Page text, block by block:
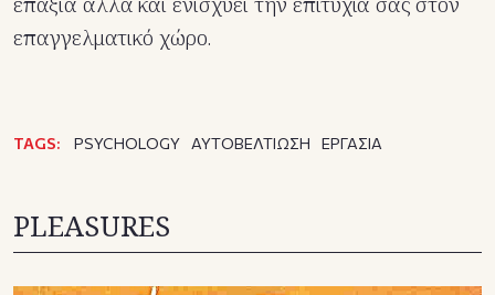
επαγγελματικό χώρο.
TAGS: PSYCHOLOGY ΑΥΤΟΒΕΛΤΙΩΣΗ ΕΡΓΑΣΙΑ
PLEASURES